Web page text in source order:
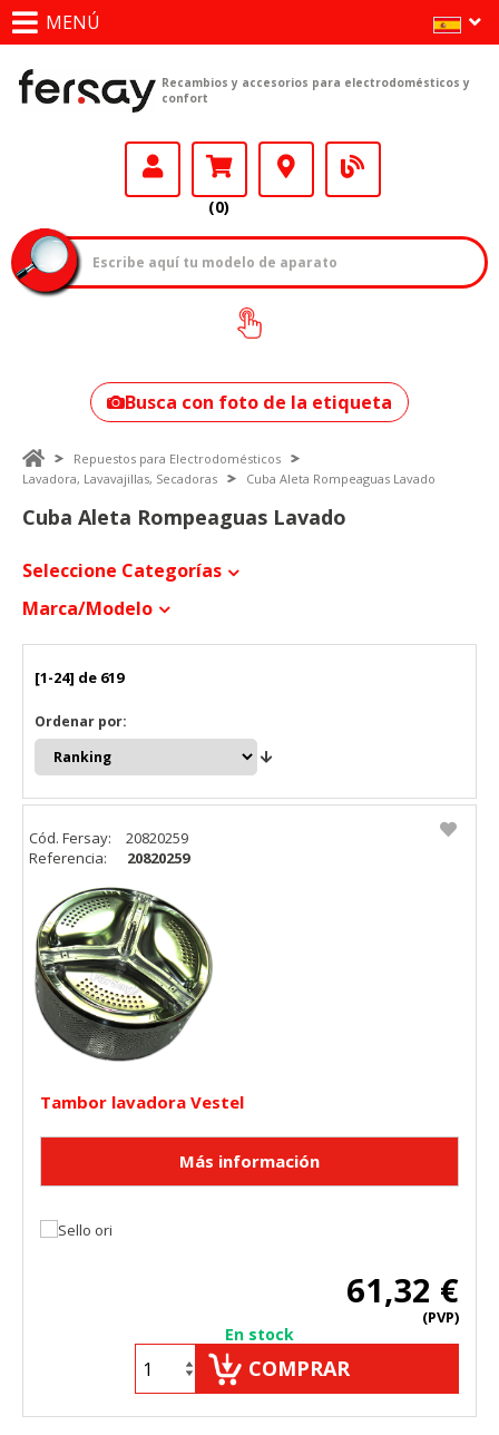
MENÚ
Recambios y accesorios para electrodomésticos y
confort
(0)
¿Cómo encontrar
tu modelo?
Busca con foto de la etiqueta
Repuestos para Electrodomésticos
Lavadora, Lavavajillas, Secadoras
Cuba Aleta Rompeaguas Lavado
Cuba Aleta Rompeaguas Lavado
Seleccione Categorías
Marca/modelo
[1-24] de 619
Ordenar por:
Tambor lavadora Vestel
61,32 €
(PVP)
En stock
COMPRAR
Cód. Fersay:
20820259
Referencia:
20820259